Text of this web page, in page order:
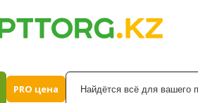
PRO цена